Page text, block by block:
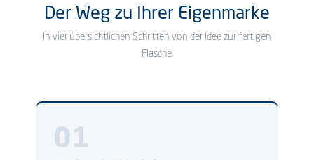
Der Weg zu Ihrer Eigenmarke
In vier übersichtlichen Schritten von der Idee zur fertigen
Flasche.
01